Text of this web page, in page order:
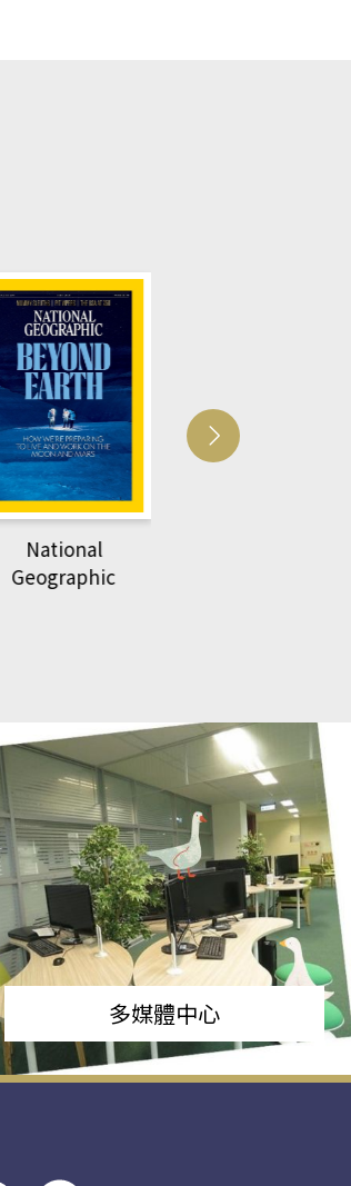
Business
Review
多媒體中心